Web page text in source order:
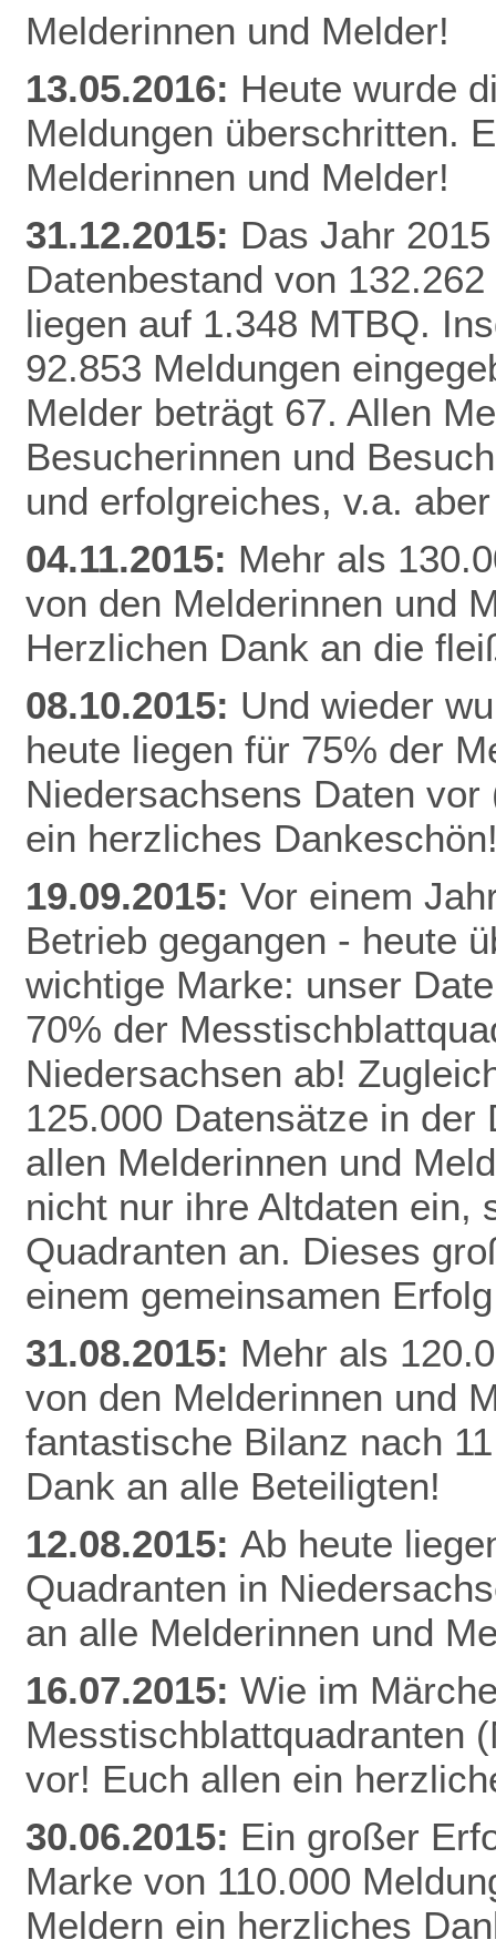
Melderinnen und Melder!
13.05.2016: Heute wurde
Meldungen überschritten.
Melderinnen und Melder!
31.12.2015: Das Jahr
Datenbestand von
liegen auf 1.348 MTBQ.
92.853 Meldungen
Melder beträgt 67. Allen
Besucherinnen und
und erfolgreiches, v.a.
04.11.2015: Mehr als
von den Melderinnen und
Herzlichen Dank an die
08.10.2015: Und wieder
heute liegen für 75% der
Niedersachsens Daten
ein herzliches
19.09.2015: Vor einem
Betrieb gegangen - heute
wichtige Marke: unser
70% der
Niedersachsen ab!
125.000 Datensätze in der
allen Melderinnen und
nicht nur ihre Altdaten ein,
Quadranten an. Dieses
einem gemeinsamen
31.08.2015: Mehr als
von den Melderinnen und
fantastische Bilanz nach
Dank an alle Beteiligten!
12.08.2015: Ab heute
Quadranten in
an alle Melderinnen und
16.07.2015: Wie im
Messtischblattquadranten
vor! Euch allen ein
30.06.2015: Ein großer
Marke von 110.000
Meldern ein herzliches